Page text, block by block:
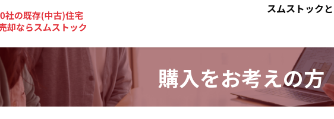
スムストック
購入をお考えの方